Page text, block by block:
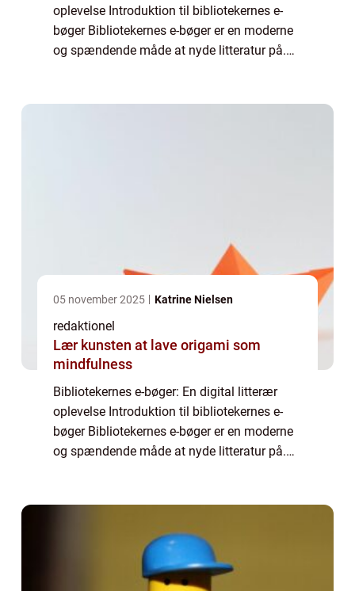
oplevelse Introduktion til bibliotekernes e-
bøger Bibliotekernes e-bøger er en moderne
og spændende måde at nyde litteratur på.
05 november 2025 Katrine Nielsen
redaktionel
Lær kunsten at lave origami som
mindfulness
Bibliotekernes e-bøger: En digital litterær
oplevelse Introduktion til bibliotekernes e-
bøger Bibliotekernes e-bøger er en moderne
og spændende måde at nyde litteratur på.